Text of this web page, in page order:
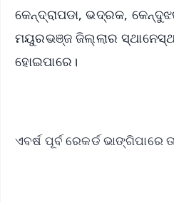
କେନ୍ଦ୍ରାପଡା, ଭଦ୍ରକ,
ମୟୁରଭଞ୍ଜ ଜିଲ୍ଲାର
ହୋଇପାରେ।
ଏବର୍ଷ ପୂର୍ବ ରେକର୍ଡ ଭାଙ୍ଗିପାରେ